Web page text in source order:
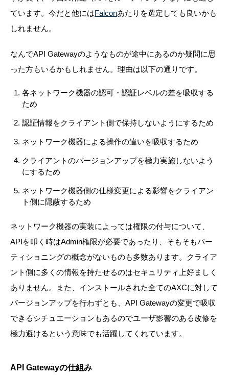
ています。今だと他にはFalconあたりを選定しても良いかも
しれません。
なんでAPI Gatewayのようなものが途中にあるのか疑問に思
った方もいるかもしれません。理由は以下の通りです。
各ネットワーク機器の認可・認証レベルの差を吸収する
ため
認証情報をクライアント側で保持しないようにするため
ネットワーク機器による操作の違いを吸収するため
クライアントのバージョンアップを極力実施しないよう
にするため
ネットワーク機器側の仕様変更による影響をクライアン
ト側に隠蔽するため
ネットワーク機器の実装によっては権限の付与について、
APIを叩く時はAdmin権限が必要であったり、そもそもパー
ティショニングの概念がないものも多数あります。クライア
ント側に多くの情報を持たせるのはセキュリティ上好ましく
ありません。また、インストールされた全てのAXCに対して
バージョンアップを行わずとも、API Gatewayの変更で吸収
できるシチュエーションもあるのでユーザ影響のある改修を
極力避けるという意味でも活躍してくれています。
API Gatewayの仕組み